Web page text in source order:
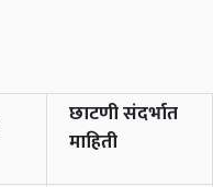
छाटणी संदर्भात
माहिती